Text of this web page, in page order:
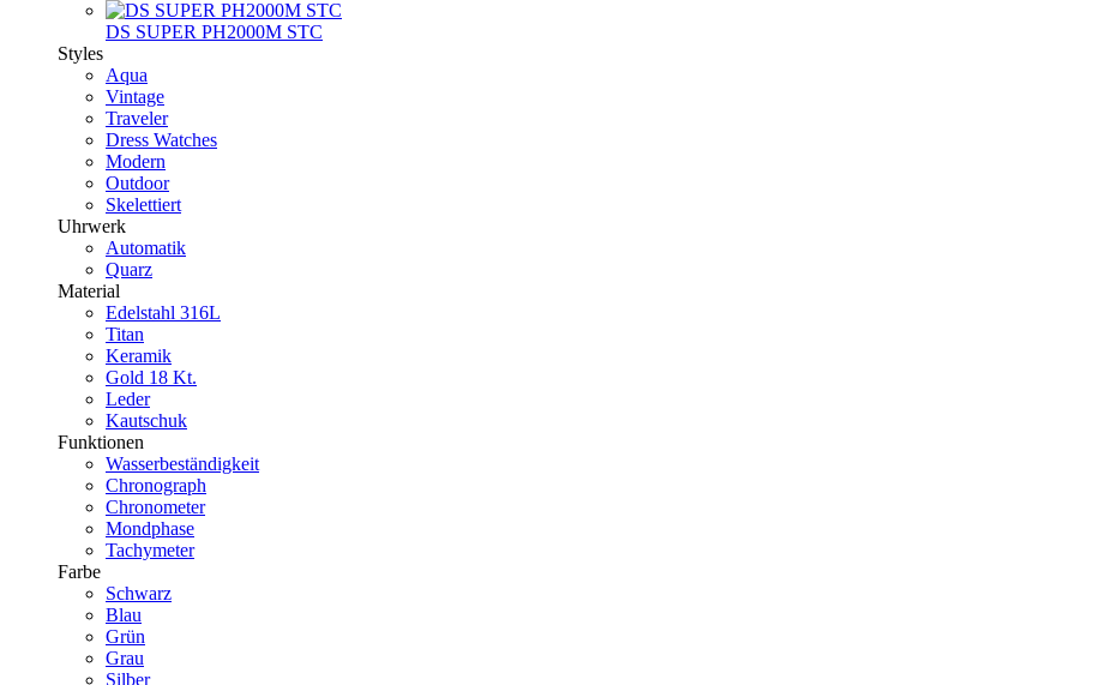
DS SUPER PH2000M STC
Styles
Aqua
Vintage
Traveler
Dress Watches
Modern
Outdoor
Skelettiert
Uhrwerk
Automatik
Quarz
Material
Edelstahl 316L
Titan
Keramik
Gold 18 Kt.
Leder
Kautschuk
Funktionen
Wasserbeständigkeit
Chronograph
Chronometer
Mondphase
Tachymeter
Farbe
Schwarz
Blau
Grün
Grau
Silber